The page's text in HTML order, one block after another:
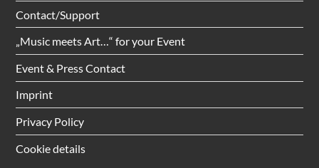
Contact/Support
„Music meets Art…“ for your Event
Event & Press Contact
Imprint
Privacy Policy
Cookie details